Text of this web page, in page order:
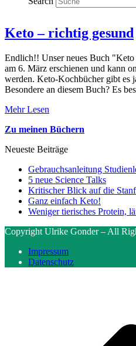
Keto – richtig gesund
Endlich!! Unser neues Buch
am 6. März erschienen und kann
werden. Keto-Kochbücher gibt es
Besondere an diesem Buch? Es
Mehr Lesen
Zu meinen Büchern
Neueste Beiträge
Gebrauchsanleitung
5 neue Science Talks
Kritischer Blick auf die
Ganz einfach Keto!
Weniger tierisches Protein,
Copyright Ulrike Gonder – All
Impressum
Datenschutz